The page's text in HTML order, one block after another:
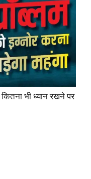
भी ध्यान रखने पर